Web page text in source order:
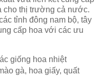
cho thị trường cả nước.
tỉnh đông nam bộ, tây
cấp hoa với các ưu
giống hoa nhiệt
gà, hoa giấy, quất